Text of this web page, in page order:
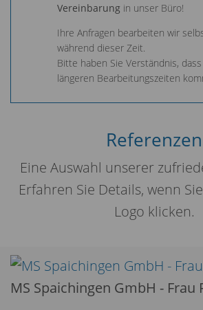
Vereinbarung in unser Büro!
Ihre Anfragen bearbeiten wir
während dieser Zeit.
Bitte haben Sie Verständnis,
längeren Bearbeitungszeiten
Referenzen
Eine Auswahl unserer
Erfahren Sie Details, wenn
Logo klicken.
MS Spaichingen GmbH - Frau